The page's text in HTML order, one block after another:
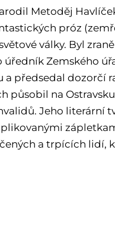
Metoděj
próz
války. Byl
úředník Zemského
a předsedal dozorčí
působil na
Jeho
a trpících lidí,